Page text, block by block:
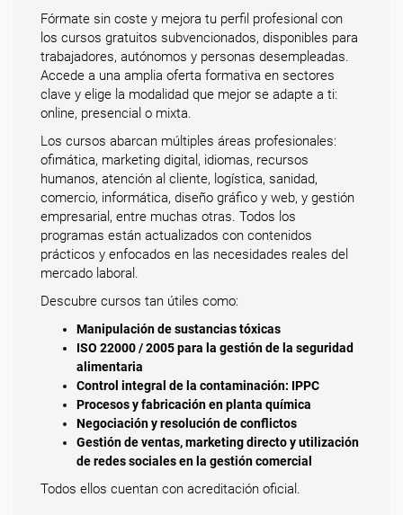
Fórmate sin coste y mejora tu perfil profesional con
los cursos gratuitos subvencionados, disponibles para
trabajadores, autónomos y personas desempleadas.
Accede a una amplia oferta formativa en sectores
clave y elige la modalidad que mejor se adapte a ti:
online, presencial o mixta.
Los cursos abarcan múltiples áreas profesionales:
ofimática, marketing digital, idiomas, recursos
humanos, atención al cliente, logística, sanidad,
comercio, informática, diseño gráfico y web, y gestión
empresarial, entre muchas otras. Todos los
programas están actualizados con contenidos
prácticos y enfocados en las necesidades reales del
mercado laboral.
Descubre cursos tan útiles como:
Manipulación de sustancias tóxicas
ISO 22000 / 2005 para la gestión de la seguridad
alimentaria
Control integral de la contaminación: IPPC
Procesos y fabricación en planta química
Negociación y resolución de conflictos
Gestión de ventas, marketing directo y utilización
de redes sociales en la gestión comercial
Todos ellos cuentan con acreditación oficial.